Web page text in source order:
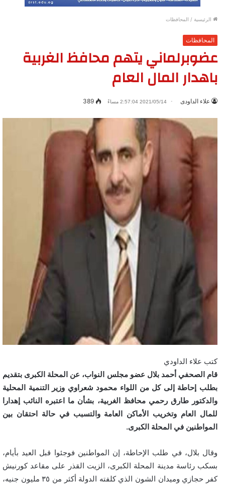
الرئيسية / المحافظات
المحافظات
عضوبرلماني يتهم محافظ الغربية
باهدار المال العام
علاء الداودى 2021/05/14 2:57:04 مساءً 389
كتب علاء الداودي
قام الصحفي أحمد بلال عضو مجلس النواب، عن المحلة الكبرى بتقديم
بطلب إحاطة إلى كل من اللواء محمود شعراوي وزير التنمية المحلية
والدكتور طارق رحمي محافظ الغربية، بشأن ما اعتبره النائب إهدارا
للمال العام وتخريب الأماكن العامة والتسبب في حالة احتقان بين
المواطنين في المحلة الكبرى.
وقال بلال، في طلب الإحاطة، إن المواطنين فوجئوا قبل العيد بأيام،
بسكب رئاسة مدينة المحلة الكبرى، الزيت القذر على مقاعد كورنيش
كفر حجازي وميدان الشون الذي كلفته الدولة أكثر من ٣٥ مليون جنيه،